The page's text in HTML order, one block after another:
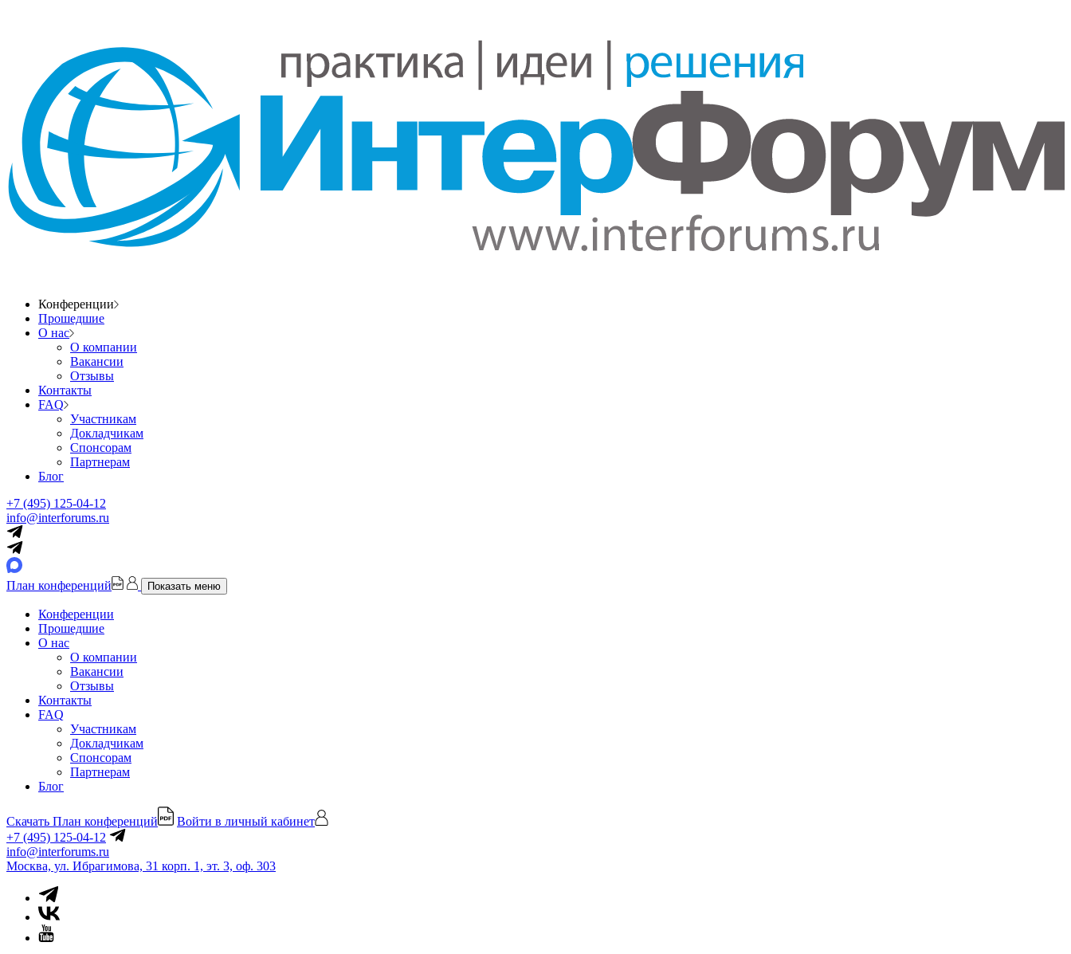
Конференции
Прошедшие
О нас
О компании
Вакансии
Отзывы
Контакты
FAQ
Участникам
Докладчикам
Спонсорам
Партнерам
Блог
+7 (495) 125-04-12
info@interforums.ru
План конференций Показать меню
Конференции
Прошедшие
О нас
О компании
Вакансии
Отзывы
Контакты
FAQ
Участникам
Докладчикам
Спонсорам
Партнерам
Блог
Скачать План конференций
Войти в личный кабинет
+7 (495) 125-04-12
info@interforums.ru
Москва, ул. Ибрагимова, 31 корп. 1, эт. 3, оф. 303